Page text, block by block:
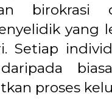
yang
Setiap
proses